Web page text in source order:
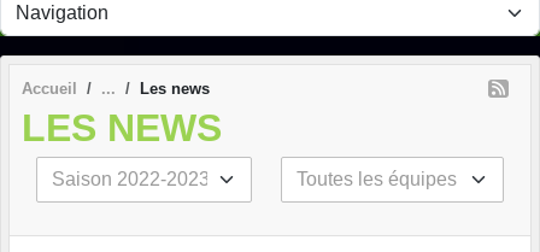
Accueil Les news
LES NEWS